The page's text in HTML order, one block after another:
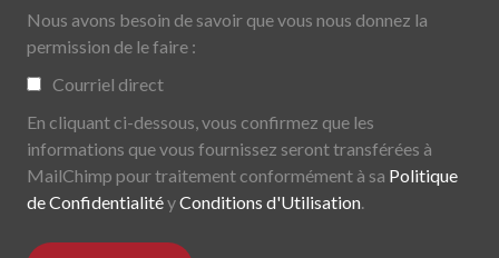
Nous avons besoin de savoir que vous nous donnez la
permission de le faire :
Courriel direct
En cliquant ci-dessous, vous confirmez que les
informations que vous fournissez seront transférées à
MailChimp pour traitement conformément à sa Politique
de ConfidentialitéyConditions d'Utilisation.